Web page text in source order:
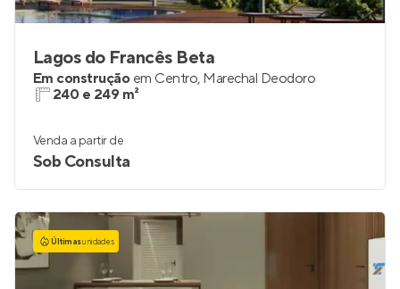
Lagos do Francês Beta
Em construção em Centro, Marechal Deodoro
240 e 249 m²
Venda a partir de
Sob Consulta
Últimasunidades